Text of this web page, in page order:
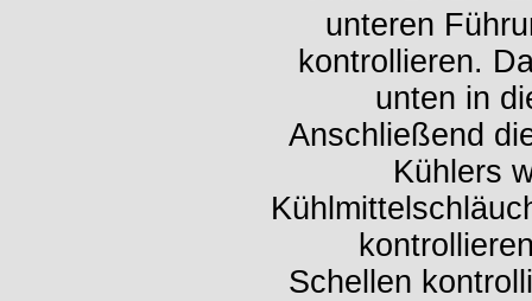
unteren
kontrollieren.
unten in
Anschließend
Kühlers
Schellen